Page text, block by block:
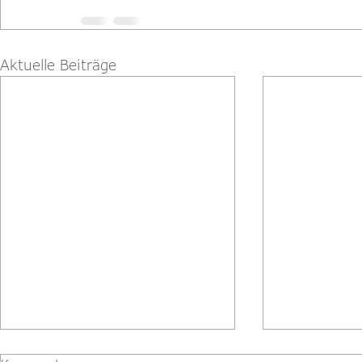
Aktuelle Beiträge